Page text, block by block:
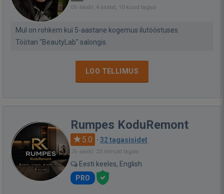
Oli saidil: 4 aastat, 10 kuud tagasi
Mul on rohkem kui 5-aastane kogemus ilutööstuses.
Töötan "BeautyLab" salongis.
LOO TELLIMUS
Rumpes KoduRemont
5.0 · 32 tagasisidet
Oli saidil: 23 minutit tagasi
Eesti keeles, English
PRO